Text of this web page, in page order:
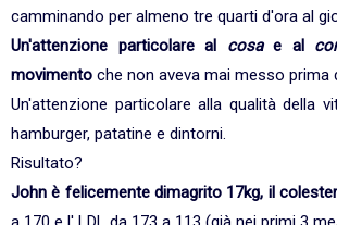
camminando per almeno tre quarti d'ora al
Un'attenzione particolare al cosae al
movimento che non aveva mai messo prima
Un'attenzione particolare alla qualità della
hamburger, patatine e dintorni.
Risultato?
John è felicemente dimagrito 17kg, il